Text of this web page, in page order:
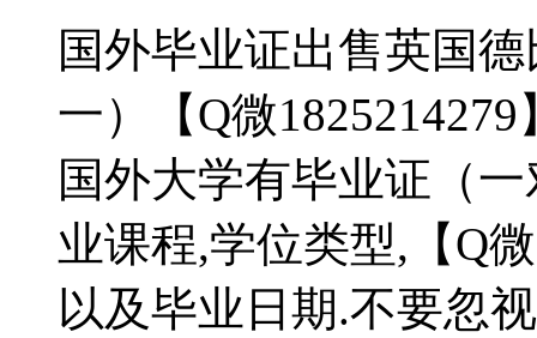
国外毕业证出售英国
一）【Q微
国外大学有毕业证（
业课程,学位类型,【Q
以及毕业日期.不要忽